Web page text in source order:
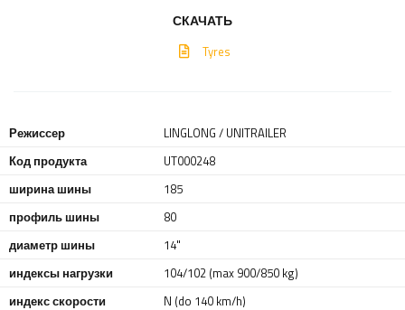
СКАЧАТЬ
Tyres
Режиссер
LINGLONG / UNITRAILER
Код продукта
UT000248
ширина шины
185
профиль шины
80
диаметр шины
14"
индексы нагрузки
104/102 (max 900/850 kg)
индекс скорости
N (do 140 km/h)